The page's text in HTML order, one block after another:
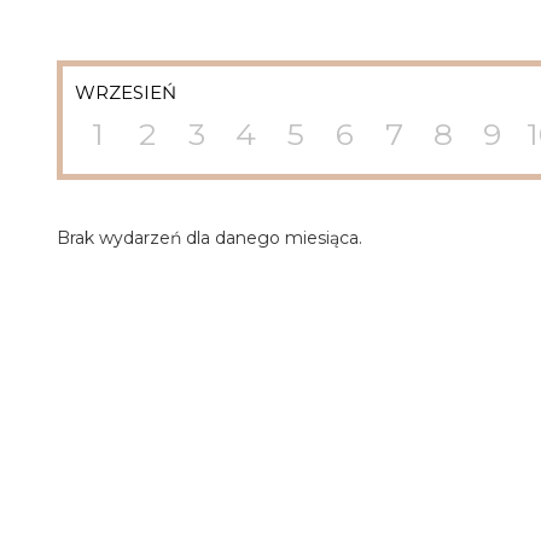
WRZESIEŃ
1 2 3 4 5 6 7 8 9
Brak wydarzeń dla danego miesiąca.